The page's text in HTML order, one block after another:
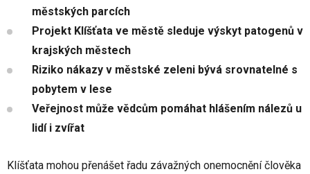
městských parcích
Projekt Klíšťata ve městě sleduje výskyt patogenů v
krajských městech
Riziko nákazy v městské zeleni bývá srovnatelné s
pobytem v lese
Veřejnost může vědcům pomáhat hlášením nálezů u
lidí i zvířat
Klíšťata mohou přenášet řadu závažných onemocnění člověka